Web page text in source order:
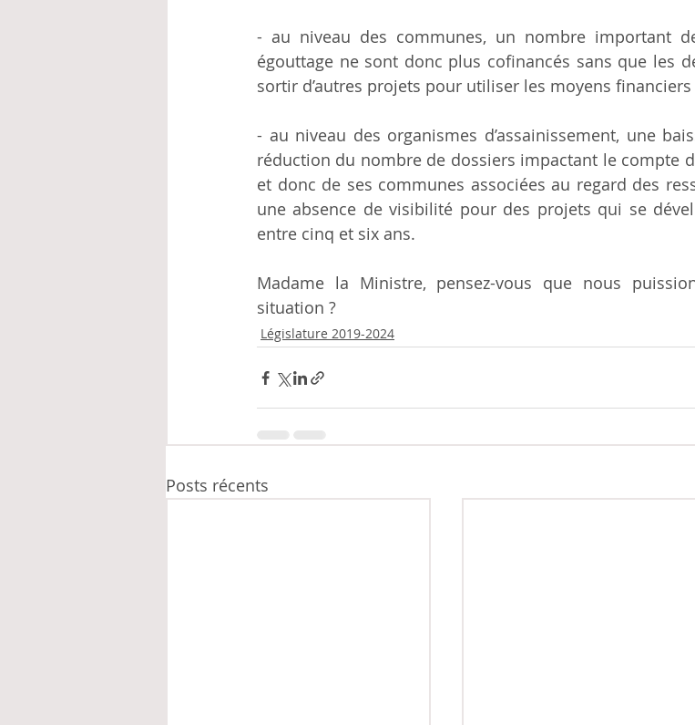
- au niveau des communes, un nombre important
égouttage ne sont donc plus cofinancés sans que les
sortir d’autres projets pour utiliser les moyens
- au niveau des organismes d’assainissement, une
réduction du nombre de dossiers impactant le compte
et donc de ses communes associées au regard des
une absence de visibilité pour des projets qui se
entre cinq et six ans.
Madame la Ministre, pensez-vous que nous
situation ?
Législature 2019-2024
Posts récents